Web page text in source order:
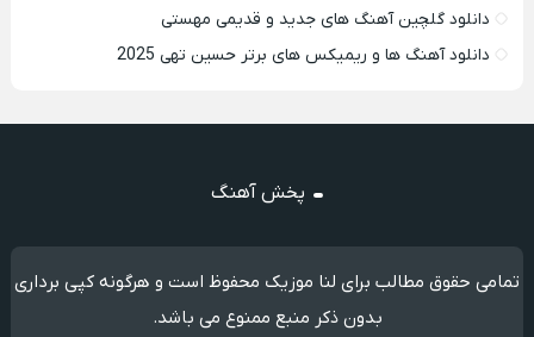
دانلود گلچین آهنگ های جدید و قدیمی مهستی
دانلود آهنگ ها و ریمیکس های برتر حسین تهی 2025
پخش آهنگ
تمامی حقوق مطالب برای لنا موزیک محفوظ است و هرگونه کپی برداری
بدون ذکر منبع ممنوع می باشد.